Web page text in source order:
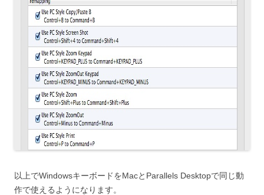
以上でWindowsキーボードをMacとParallels Desktopで同じ動
作で使えるようになります。